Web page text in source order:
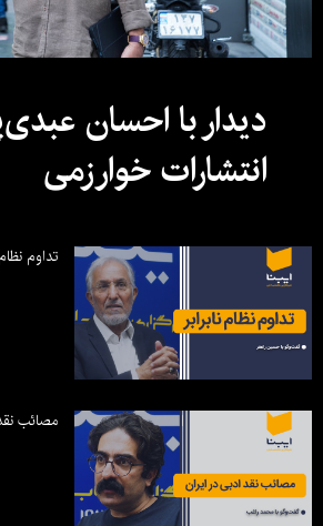
دیدار با احسان
انتشارات خوارزمی
تداوم نظام
مصائب